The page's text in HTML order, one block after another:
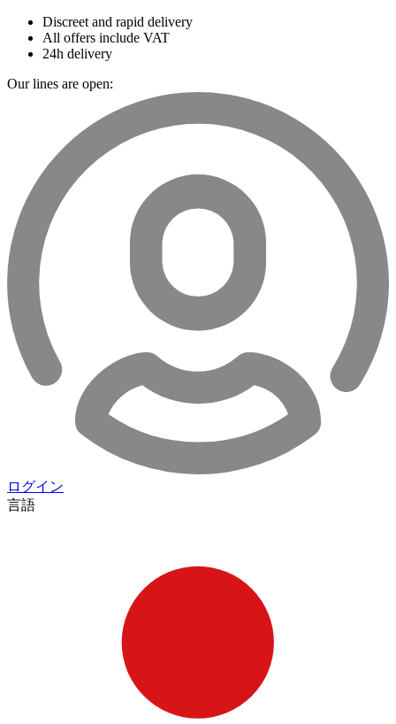
Discreet and rapid delivery
All offers include VAT
24h delivery
Our lines are open:
ログイン
言語